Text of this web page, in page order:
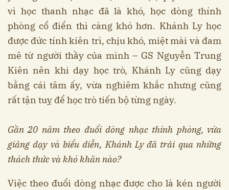
vì học thanh nhạc đã là khó, học dòng thính
phòng cổ điển thì càng khó hơn. Khánh Ly học
được đức tính kiên trì, chịu khó, miệt mài và đam
mê từ người thầy của mình – GS Nguyễn Trung
Kiên nên khi dạy học trò, Khánh Ly cũng dạy
bằng cái tâm ấy, vừa nghiêm khắc nhưng cũng
rất tận tuỵ để học trò tiến bộ từng ngày.
Gần 20 năm theo đuổi dòng nhạc thính phòng, vừa
giảng dạy và biểu diễn, Khánh Ly đã trải qua những
thách thức và khó khăn nào?
Việc theo đuổi dòng nhạc được cho là kén người